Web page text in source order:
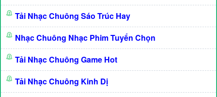
Tải Nhạc Chuông Sáo Trúc Hay
Nhạc Chuông Nhạc Phim Tuyển Chọn
Tải Nhạc Chuông Game Hot
Tải Nhạc Chuông Kinh Dị